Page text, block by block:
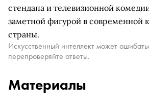
стендапа и телевизионной
заметной фигурой в современной
страны.
Искусственный интеллект может
перепроверяйте ответы.
Материалы